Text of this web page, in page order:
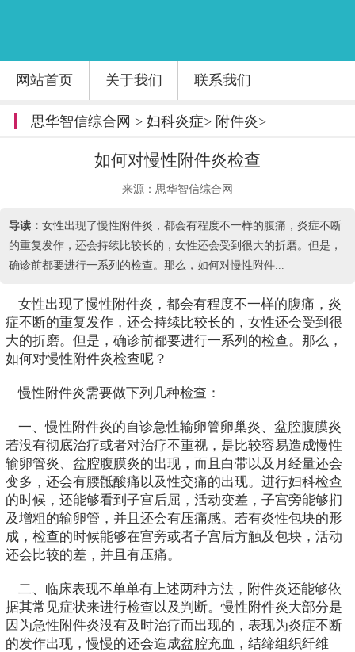
网站首页 关于我们 联系我们
思华智信综合网 > 妇科炎症> 附件炎>
如何对慢性附件炎检查
来源：思华智信综合网
导读： 女性出现了慢性附件炎，都会有程度不一样的腹痛，炎症不断
的重复发作，还会持续比较长的，女性还会受到很大的折磨。但是，
确诊前都要进行一系列的检查。那么，如何对慢性附件...
女性出现了慢性附件炎，都会有程度不一样的腹痛，炎
症不断的重复发作，还会持续比较长的，女性还会受到很
大的折磨。但是，确诊前都要进行一系列的检查。那么，
如何对慢性附件炎检查呢？
慢性附件炎需要做下列几种检查：
一、慢性附件炎的自诊急性输卵管卵巢炎、盆腔腹膜炎
若没有彻底治疗或者对治疗不重视，是比较容易造成慢性
输卵管炎、盆腔腹膜炎的出现，而且白带以及月经量还会
变多，还会有腰骶酸痛以及性交痛的出现。进行妇科检查
的时候，还能够看到子宫后屈，活动变差，子宫旁能够扪
及增粗的输卵管，并且还会有压痛感。若有炎性包块的形
成，检查的时候能够在宫旁或者子宫后方触及包块，活动
还会比较的差，并且有压痛。
二、临床表现不单单有上述两种方法，附件炎还能够依
据其常见症状来进行检查以及判断。慢性附件炎大部分是
因为急性附件炎没有及时治疗而出现的，表现为炎症不断
的发作出现，慢慢的还会造成盆腔充血，结缔组织纤维